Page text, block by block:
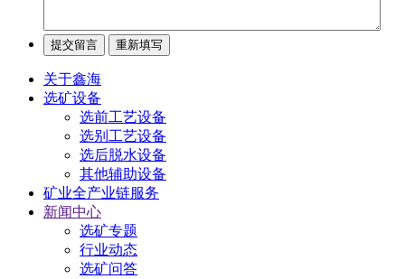
关于鑫海
选矿设备
选前工艺设备
选别工艺设备
选后脱水设备
其他辅助设备
矿业全产业链服务
新闻中心
选矿专题
行业动态
选矿问答